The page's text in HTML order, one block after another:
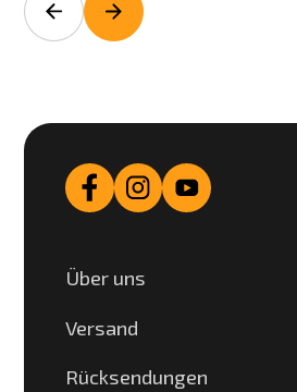
Über uns
Versand
Rücksendungen